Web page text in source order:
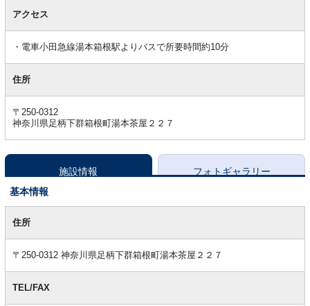
アクセス
電車小田急線湯本箱根駅よりバスで所要時間約10分
住所
〒250-0312
神奈川県足柄下群箱根町湯本茶屋２２７
施設情報
フォトギャラリー
基本情報
本住所
〒250-0312 神奈川県足柄下群箱根町湯本茶屋２２７
TEL/FAX